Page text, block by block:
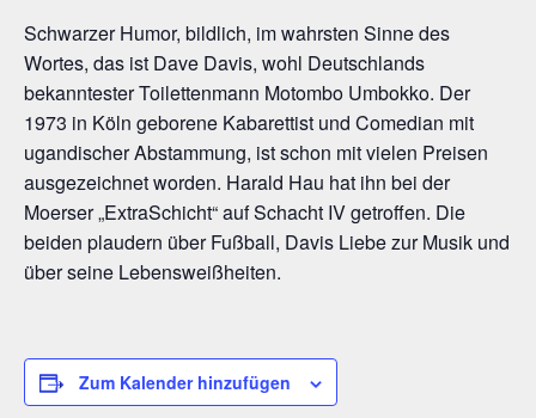
Schwarzer Humor, bildlich, im wahrsten Sinne des
Wortes, das ist Dave Davis, wohl Deutschlands
bekanntester Toilettenmann Motombo Umbokko. Der
1973 in Köln geborene Kabarettist und Comedian mit
ugandischer Abstammung, ist schon mit vielen Preisen
ausgezeichnet worden. Harald Hau hat ihn bei der
Moerser „ExtraSchicht“ auf Schacht IV getroffen. Die
beiden plaudern über Fußball, Davis Liebe zur Musik und
über seine Lebensweißheiten.
Zum Kalender hinzufügen